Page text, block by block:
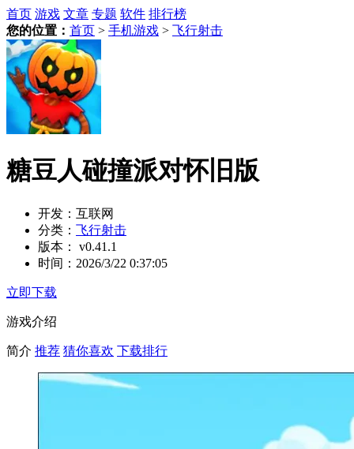
首页 游戏 文章 专题 软件 排行榜
您的位置： 首页 > 手机游戏 > 飞行射击
糖豆人碰撞派对怀旧版
开发： 互联网
分类： 飞行射击
版本：
v0.41.1
时间： 2026/3/22 0:37:05
立即下载
游戏介绍
简介 推荐 猜你喜欢 下载排行